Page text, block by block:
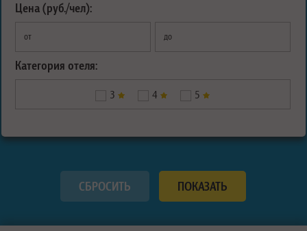
Цена (руб./чел):
от до
Категория отеля:
3 4 5